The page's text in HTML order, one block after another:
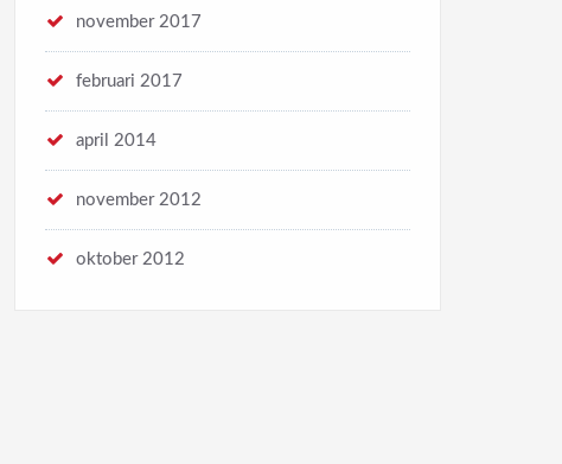
november 2017
februari 2017
april 2014
november 2012
oktober 2012